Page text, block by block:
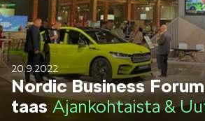
LIFESTYLE
20.9.2022
Nordic Business
taas Ajankohtaista &